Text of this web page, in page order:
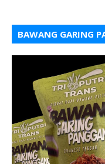
BAWANG GARING